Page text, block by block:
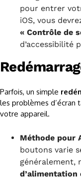
pour entrer
iOS, vous
« Contrôle de
d’accessibilité
Parfois, un simple
les problèmes
votre appareil.
Méthode pour
boutons varie
généralement,
d’alimentation